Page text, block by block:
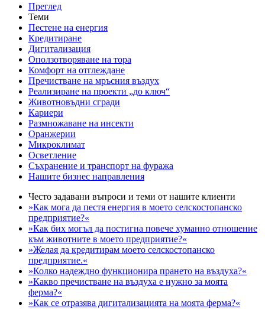
Преглед
Теми
Пестене на енергия
Кредитиране
Дигитализация
Оползотворяване на тора
Комфорт на отглеждане
Пречистване на мръсния въздух
Реализиране на проекти „до ключ“
Животновъдни сгради
Кариери
Размножаване на инсекти
Оранжерии
Микроклимат
Осветление
Съхранение и транспорт на фуража
Нашите бизнес направления
Често задавани въпроси и теми от нашите клиенти
»Как мога да пестя енергия в моето селскостопанско
предприятие?«
»Как бих могъл да постигна повече хуманно отношение
към животните в моето предприятие?«
»Желая да кредитирам моето селскостопанско
предприятие.«
»Колко надеждно функционира прането на въздуха?«
»Какво пречистване на въздуха е нужно за моята
ферма?«
»Как се отразява дигитализацията на моята ферма?«